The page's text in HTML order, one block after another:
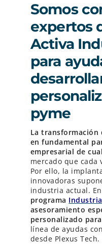
Somos
expertos
Activa
para
pyme
La transformación
en fundamental
empresarial de
mercado que cada
Por ello, la
innovadoras
industria actual.
programa
asesoramiento
personalizado
línea de ayudas
desde Plexus Tech.